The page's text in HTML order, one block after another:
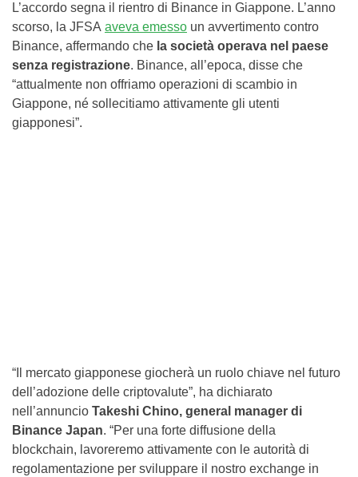
L’accordo segna il rientro di Binance in Giappone. L’anno
scorso, la JFSA aveva emesso un avvertimento contro
Binance, affermando che la società operava nel paese
senza registrazione. Binance, all’epoca, disse che
“attualmente non offriamo operazioni di scambio in
Giappone, né sollecitiamo attivamente gli utenti
giapponesi”.
“Il mercato giapponese giocherà un ruolo chiave nel futuro
dell’adozione delle criptovalute”, ha dichiarato
nell’annuncio Takeshi Chino, general manager di
Binance Japan. “Per una forte diffusione della
blockchain, lavoreremo attivamente con le autorità di
regolamentazione per sviluppare il nostro exchange in